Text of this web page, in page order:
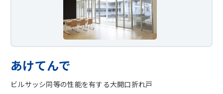
オンリーワンクラブ
シャッター取扱説明書
エクステリア
あけてんで
ビルサッシ同等の性能を有する大開口折れ戸